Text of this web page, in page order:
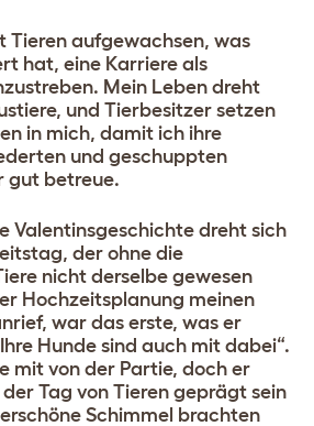
Tieren aufgewachsen, was
hat, eine Karriere als
Mein Leben dreht
und Tierbesitzer setzen
in mich, damit ich ihre
und geschuppten
gut betreue.
Valentinsgeschichte dreht sich
der ohne die
nicht derselbe gewesen
Hochzeitsplanung meinen
war das erste, was er
Hunde sind auch mit dabei“.
mit von der Partie, doch er
Tag von Tieren geprägt sein
Schimmel brachten